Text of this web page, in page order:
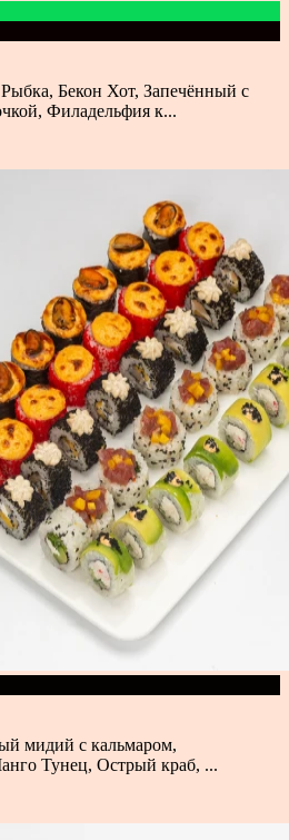
Бекон Хот, Запечённый с
Филадельфия к...
мидий с кальмаром,
Тунец, Острый краб, ...